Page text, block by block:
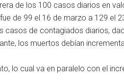
de los 100 casos diarios en
de 99 el 16 de marzo a 129 el
casos de contagiados diarios,
los muertos debían
lo cual va en paralelo con el